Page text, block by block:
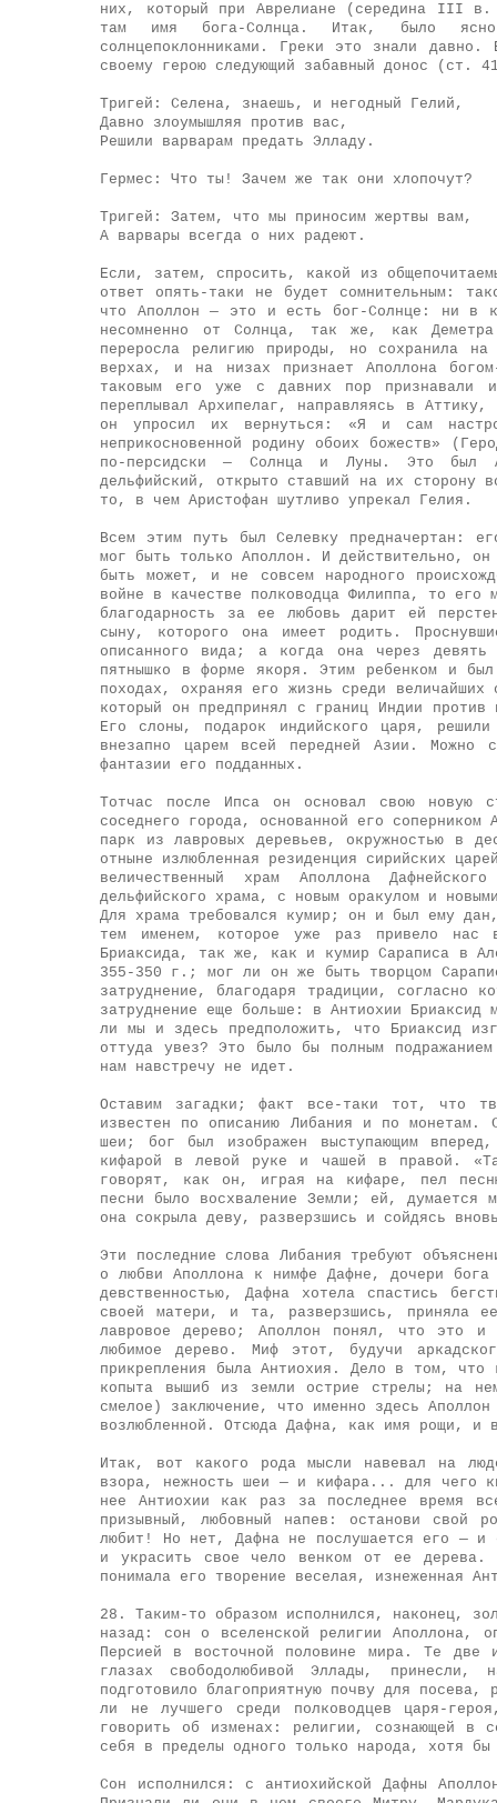
них, который при Аврелиане (середина III
там имя бога-Солнца. Итак, было
солнцепоклонниками. Греки это знали
своему герою следующий забавный донос (ст.
Тригей: Селена, знаешь, и негодный Гелий,
Давно злоумышляя против вас,
Решили варварам предать Элладу.
Гермес: Что ты! Зачем же так они хлопочут?
Тригей: Затем, что мы приносим жертвы вам,
А варвары всегда о них радеют.
Если, затем, спросить, какой из
ответ опять-таки не будет сомнительным:
что Аполлон — это и есть бог-Солнце: ни в
несомненно от Солнца, так же, как
переросла религию природы, но сохранила
верхах, и на низах признает Аполлона
таковым его уже с давних пор
переплывал Архипелаг, направляясь в
он упросил их вернуться: «Я и сам
неприкосновенной родину обоих божеств»
по-персидски — Солнца и Луны. Это был
дельфийский, открыто ставший на их сторону
то, в чем Аристофан шутливо упрекал Гелия.
Всем этим путь был Селевку предначертан:
мог быть только Аполлон. И действительно,
быть может, и не совсем народного
войне в качестве полководца Филиппа, то
благодарность за ее любовь дарит ей
сыну, которого она имеет родить.
описанного вида; а когда она через
пятнышко в форме якоря. Этим ребенком и
походах, охраняя его жизнь среди
который он предпринял с границ Индии
Его слоны, подарок индийского царя,
внезапно царем всей передней Азии. Можно
фантазии его подданных.
Тотчас после Ипса он основал свою новую
соседнего города, основанной его
парк из лавровых деревьев, окружностью в
отныне излюбленная резиденция сирийских
величественный храм Аполлона
дельфийского храма, с новым оракулом и
Для храма требовался кумир; он и был ему
тем именем, которое уже раз привело нас
Бриаксида, так же, как и кумир Сараписа в
355-350 г.; мог ли он же быть творцом
затруднение, благодаря традиции, согласно
затруднение еще больше: в Антиохии
ли мы и здесь предположить, что Бриаксид
оттуда увез? Это было бы полным
нам навстречу не идет.
Оставим загадки; факт все-таки тот, что
известен по описанию Либания и по монетам.
шеи; бог был изображен выступающим
кифарой в левой руке и чашей в правой.
говорят, как он, играя на кифаре, пел
песни было восхваление Земли; ей,
она сокрыла деву, разверзшись и сойдясь
Эти последние слова Либания требуют
о любви Аполлона к нимфе Дафне, дочери
девственностью, Дафна хотела спастись
своей матери, и та, разверзшись, приняла
лавровое дерево; Аполлон понял, что это
любимое дерево. Миф этот, будучи
прикрепления была Антиохия. Дело в том, что
копыта вышиб из земли острие стрелы; на
смелое) заключение, что именно здесь
возлюбленной. Отсюда Дафна, как имя рощи, и
Итак, вот какого рода мысли навевал на
взора, нежность шеи — и кифара... для чего
нее Антиохии как раз за последнее время
призывный, любовный напев: останови свой
любит! Но нет, Дафна не послушается его — и
и украсить свое чело венком от ее
понимала его творение веселая, изнеженная
28. Таким-то образом исполнился, наконец,
назад: сон о вселенской религии Аполлона,
Персией в восточной половине мира. Те две
глазах свободолюбивой Эллады,
подготовило благоприятную почву для
ли не лучшего среди полководцев царя-
говорить об изменах: религии, сознающей в
себя в пределы одного только народа, хотя
Сон исполнился: с антиохийской Дафны